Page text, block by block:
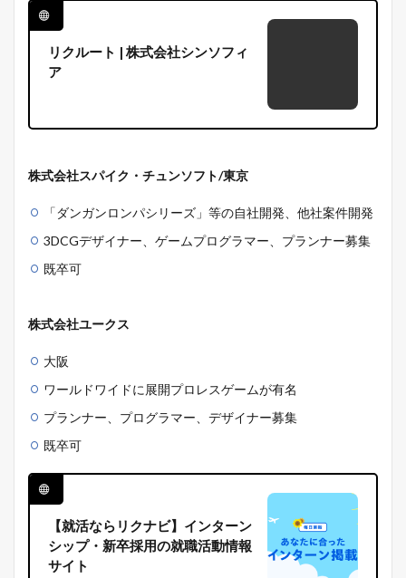
リクルート | 株式会社シンソフィ
ア
株式会社スパイク・チュンソフト/東京
「ダンガンロンパシリーズ」等の自社開発、他社案件開発
3DCGデザイナー、ゲームプログラマー、プランナー募集
既卒可
株式会社ユークス
大阪
ワールドワイドに展開プロレスゲームが有名
プランナー、プログラマー、デザイナー募集
既卒可
【就活ならリクナビ】インターン
シップ・新卒採用の就職活動情報
サイト